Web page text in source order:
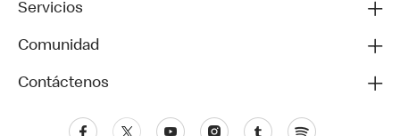
Servicios
Comunidad
Contáctenos